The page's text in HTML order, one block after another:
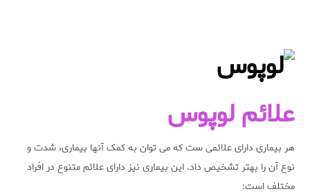
علائم لوپوس
هر بیماری دارای علائمی ست که می توان به کمک آنها بیماری، شدت و
نوع آن را بهتر تشخیص داد. این بیماری نیز دارای علائم متنوع در افراد
مختلف است: